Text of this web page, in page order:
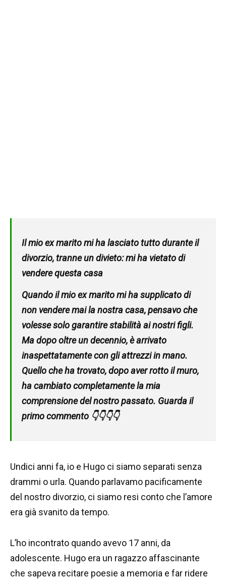
Il mio ex marito mi ha lasciato tutto durante il
divorzio, tranne un divieto: mi ha vietato di
vendere questa casa
Quando il mio ex marito mi ha supplicato di
non vendere mai la nostra casa, pensavo che
volesse solo garantire stabilità ai nostri figli.
Ma dopo oltre un decennio, è arrivato
inaspettatamente con gli attrezzi in mano.
Quello che ha trovato, dopo aver rotto il muro,
ha cambiato completamente la mia
comprensione del nostro passato. Guarda il
primo commento 👇👇👇👇
Undici anni fa, io e Hugo ci siamo separati senza
drammi o urla. Quando parlavamo pacificamente
del nostro divorzio, ci siamo resi conto che l’amore
era già svanito da tempo.
L’ho incontrato quando avevo 17 anni, da
adolescente. Hugo era un ragazzo affascinante
che sapeva recitare poesie a memoria e far ridere